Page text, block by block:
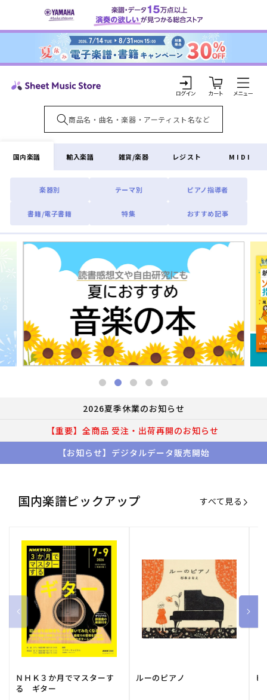
ンツに
ロ
グ
イ
ン
カ
ー
ト
国内楽譜
楽器別 テーマ別 ピアノ指導者
書籍/電子書籍 特集 おすすめ記事
輸入楽譜 雑貨/楽器 レジスト MIDI
2026夏季休業のお知らせ
【重要】全商品 受注・出荷再開のお知らせ
【お知らせ】デジタルデータ販売開始
国内楽譜ピックアップ すべて見る
ＮＨＫ３か月でマスターす
る ギター
ルーのピアノ ピ